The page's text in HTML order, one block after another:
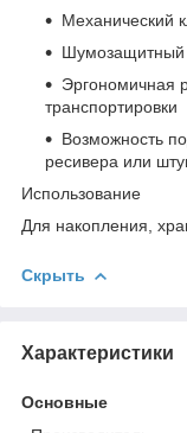
Механический
Шумозащитный
Эргономичная
транспортировки
Возможность
ресивера или
Использование
Для накопления,
Скрыть
Характеристики
Основные